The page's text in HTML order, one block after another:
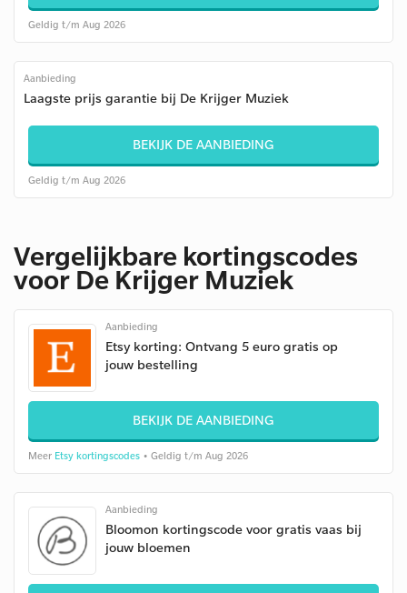
Geldig t/m Aug 2026
Aanbieding
Laagste prijs garantie bij De Krijger Muziek
BEKIJK DE AANBIEDING
Geldig t/m Aug 2026
Vergelijkbare kortingscodes
voor De Krijger Muziek
Aanbieding
Etsy korting: Ontvang 5 euro gratis op
jouw bestelling
BEKIJK DE AANBIEDING
Meer Etsy kortingscodes • Geldig t/m Aug 2026
Aanbieding
Bloomon kortingscode voor gratis vaas bij
jouw bloemen